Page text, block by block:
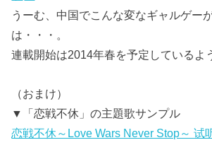
うーむ、中国でこんな変なギャルゲー
は・・・。
連載開始は2014年春を予定しているよ
（おまけ）
▼「恋戦不休」の主題歌サンプル
恋戦不休～Love Wars Never Stop～ 试